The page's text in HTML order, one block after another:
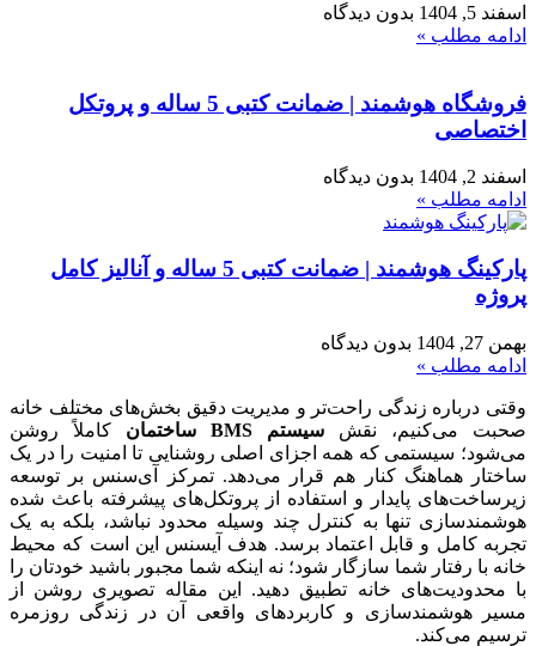
اسفند 5, 1404
بدون دیدگاه
ادامه مطلب »
فروشگاه هوشمند | ضمانت کتبی 5 ساله و پروتکل
اختصاصی
اسفند 2, 1404
بدون دیدگاه
ادامه مطلب »
پارکینگ هوشمند | ضمانت کتبی 5 ساله و آنالیز کامل
پروژه
بهمن 27, 1404
بدون دیدگاه
ادامه مطلب »
وقتی درباره زندگی راحت‌تر و مدیریت دقیق بخش‌های مختلف خانه
صحبت می‌کنیم، نقش سیستم ساختمان کاملاً روشن
می‌شود؛ سیستمی که همه اجزای اصلی روشنایی تا امنیت را در یک
ساختار هماهنگ کنار هم قرار می‌دهد. تمرکز آی‌سنس بر توسعه
زیرساخت‌های پایدار و استفاده از پروتکل‌های پیشرفته باعث شده
هوشمندسازی تنها به کنترل چند وسیله محدود نباشد، بلکه به یک
تجربه کامل و قابل اعتماد برسد. هدف آیسنس این است که محیط
خانه با رفتار شما سازگار شود؛ نه اینکه شما مجبور باشید خودتان را
با محدودیت‌های خانه تطبیق دهید. این مقاله تصویری روشن از
مسیر هوشمندسازی و کاربردهای واقعی آن در زندگی روزمره
ترسیم می‌کند.